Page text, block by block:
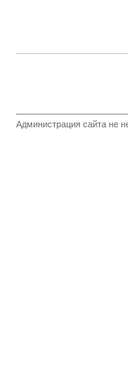
Администрация сайта не